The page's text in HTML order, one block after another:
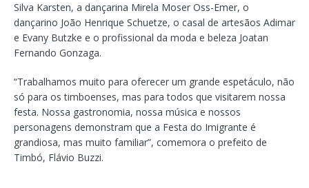
Silva Karsten, a dançarina Mirela Moser Oss-Emer, o
dançarino João Henrique Schuetze, o casal de artesãos Adimar
e Evany Butzke e o profissional da moda e beleza Joatan
Fernando Gonzaga.
“Trabalhamos muito para oferecer um grande espetáculo, não
só para os timboenses, mas para todos que visitarem nossa
festa. Nossa gastronomia, nossa música e nossos
personagens demonstram que a Festa do Imigrante é
grandiosa, mas muito familiar”, comemora o prefeito de
Timbó, Flávio Buzzi.